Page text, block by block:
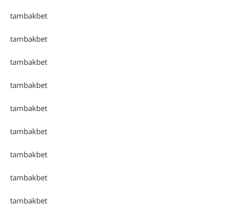
tambakbet
tambakbet
tambakbet
tambakbet
tambakbet
tambakbet
tambakbet
tambakbet
tambakbet